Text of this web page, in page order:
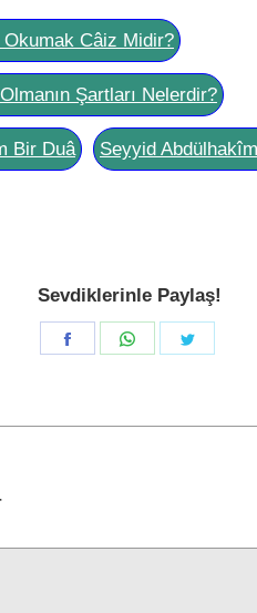
Okumak Câiz Midir?
Şartları Nelerdir?
Bir Duâ Seyyid
Sevdiklerinle Paylaş!
Share
Share